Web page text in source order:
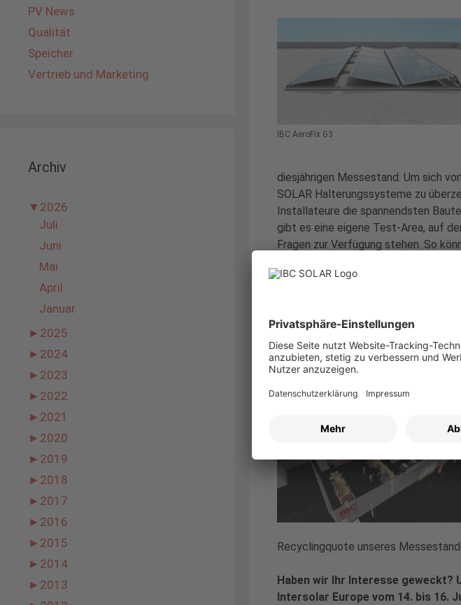
IBC AeroFix G3
diesjährigen Messestand: Um sich
SOLAR Halterungssysteme zu
Installateure die spannendsten
gibt es eine eigene Test-Area, auf
Fragen zur Verfügung stehen. So
mit integriertem Dachhaken entfällt
Höhenausgleich bei unebenen
können sich die Installateurinnen
Nachhaltigkeitsfokus: Das Cradle
Recyclingquote unseres
Haben wir Ihr Interesse geweckt?
Intersolar Europe vom 14. bis 16.
PV News
Qualität
Speicher
Vertrieb und Marketing
Archiv
▼ 2026
Juli
Juni
Mai
April
Januar
► 2025
► 2024
► 2023
► 2022
► 2021
► 2020
► 2019
► 2018
► 2017
► 2016
► 2015
► 2014
► 2013